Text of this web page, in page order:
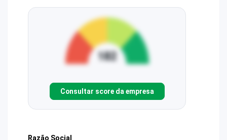
Consultar score da empresa
Razão Social